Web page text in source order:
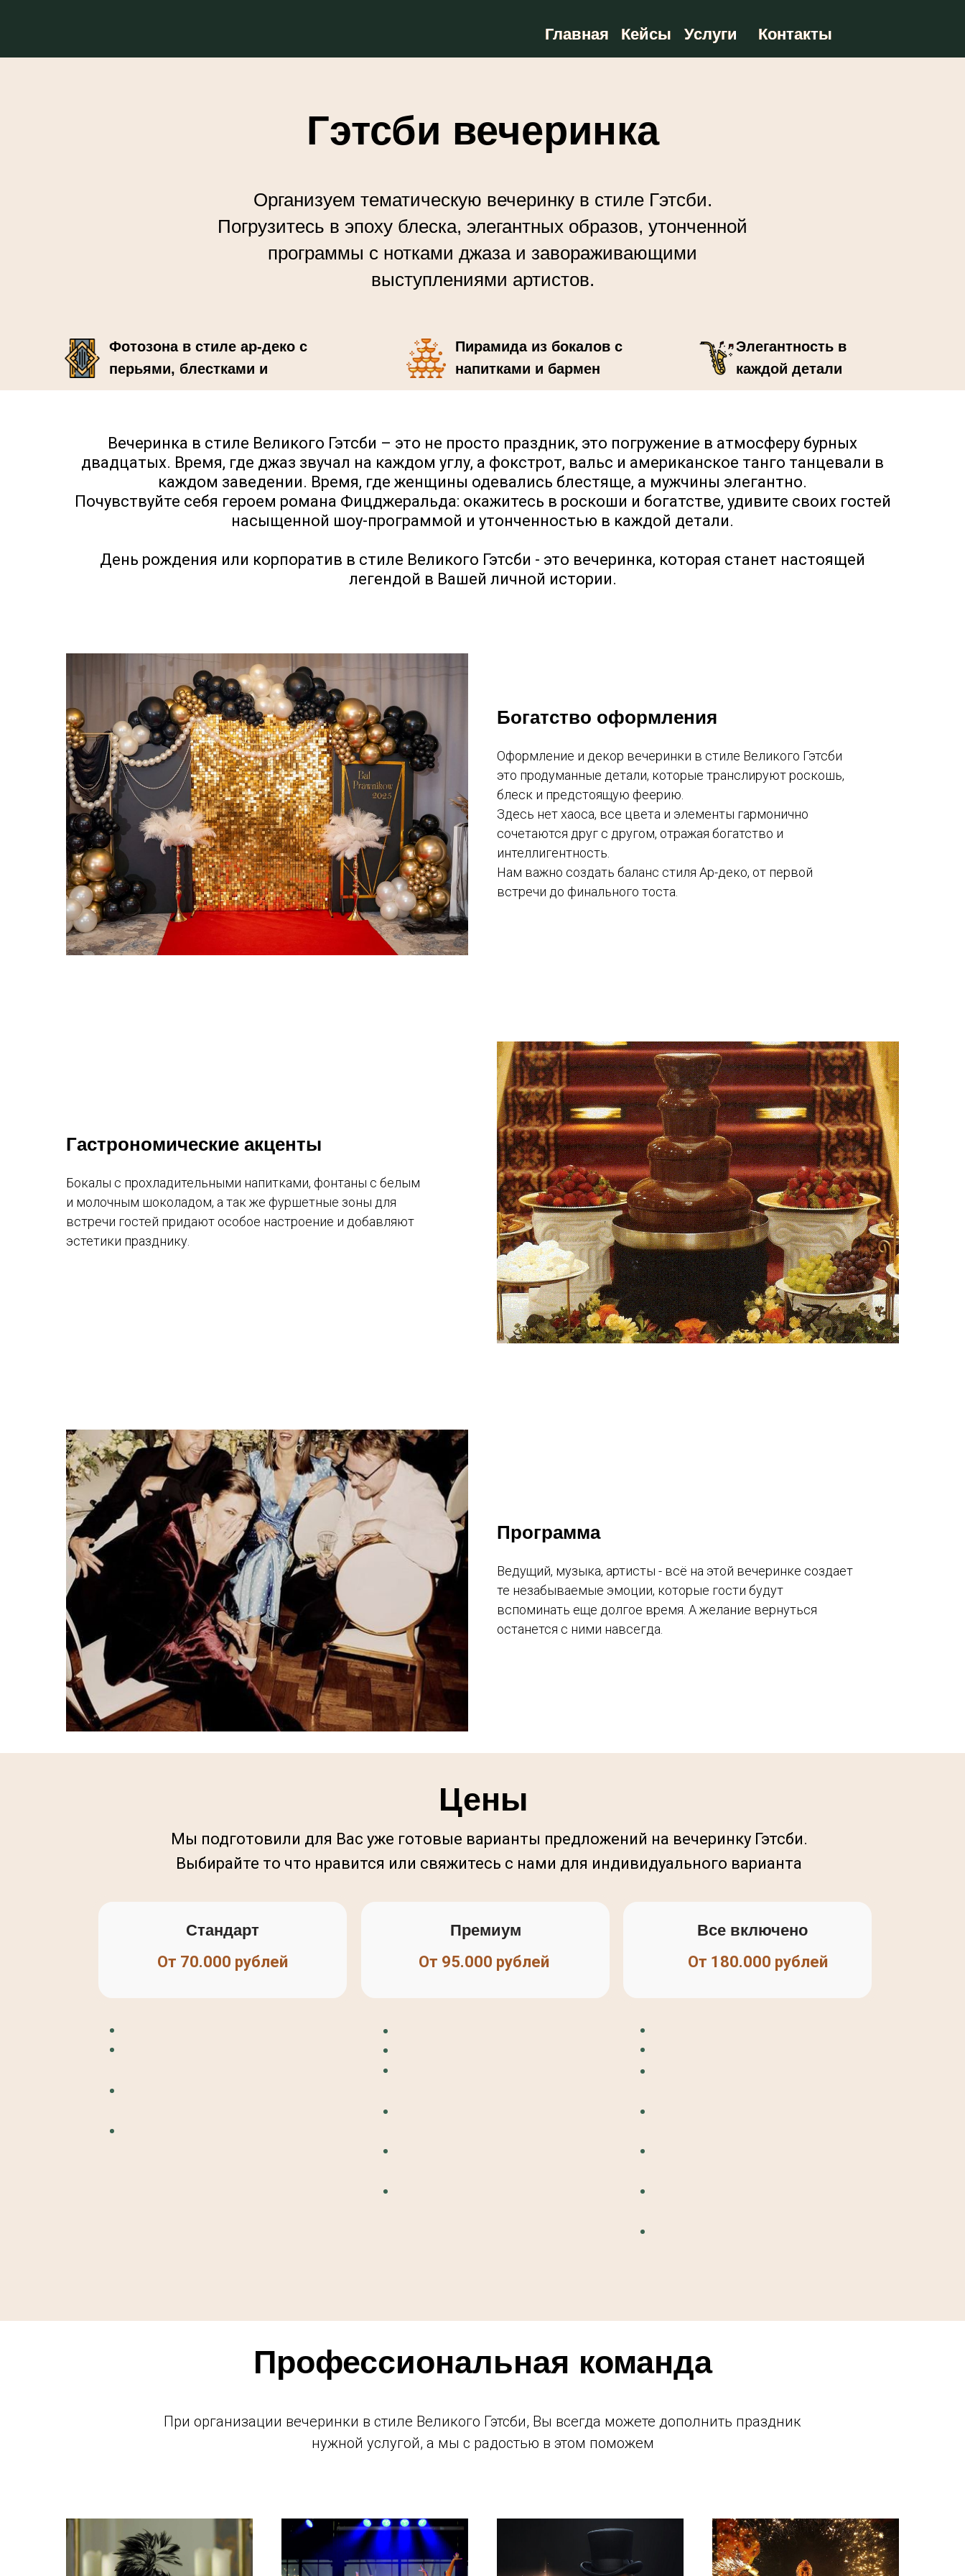
Контакты
Контакты
Услуги
Услуги
Кейсы
Кейсы
Главная
Главная
Гэтсби вечеринка
Организуем тематическую вечеринку в стиле Гэтсби.
Погрузитесь в эпоху блеска, элегантных образов, утонченной
программы с нотками джаза и завораживающими
выступлениями артистов.
Пирамида из бокалов с
напитками и бармен
шоу
Элегантность в
каждой детали
программы
Фотозона в стиле ар-деко с
перьями, блестками и
золотом
Вечеринка в стиле Великого Гэтсби – это не просто праздник, это погружение в атмосферу бурных
двадцатых. Время, где джаз звучал на каждом углу, а фокстрот, вальс и американское танго танцевали в
каждом заведении. Время, где женщины одевались блестяще, а мужчины элегантно.
Почувствуйте себя героем романа Фицджеральда: окажитесь в роскоши и богатстве, удивите своих гостей
насыщенной шоу-программой и утонченностью в каждой детали.
День рождения или корпоратив в стиле Великого Гэтсби - это вечеринка, которая станет настоящей
легендой в Вашей личной истории.
Богатство оформления
Оформление и декор вечеринки в стиле Великого Гэтсби
это продуманные детали, которые транслируют роскошь,
блеск и предстоящую феерию.
Здесь нет хаоса, все цвета и элементы гармонично
сочетаются друг с другом, отражая богатство и
интеллигентность.
Нам важно создать баланс стиля Ар-деко, от первой
встречи до финального тоста.
Гастрономические акценты
Бокалы с прохладительными напитками, фонтаны с белым
и молочным шоколадом, а так же фуршетные зоны для
встречи гостей придают особое настроение и добавляют
эстетики празднику.
Программа
Ведущий, музыка, артисты - всё на этой вечеринке создает
те незабываемые эмоции, которые гости будут
вспоминать еще долгое время. А желание вернуться
останется с ними навсегда.
Цены
Мы подготовили для Вас уже готовые варианты предложений на вечеринку Гэтсби.
Выбирайте то что нравится или свяжитесь с нами для индивидуального варианта
Стандарт
От 70.000 рублей
Премиум
От 95.000 рублей
Все включено
От 180.000 рублей
Профессиональная команда
При организации вечеринки в стиле Великого Гэтсби, Вы всегда можете дополнить праздник
нужной услугой, а мы с радостью в этом поможем